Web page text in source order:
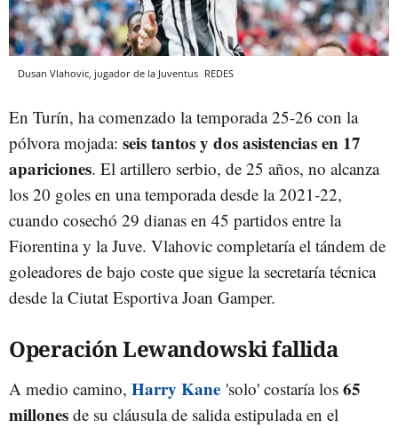
Dusan Vlahovic, jugador de la Juventus REDES
En Turín, ha comenzado la temporada 25-26 con la
pólvora mojada: seis tantos y dos asistencias en 17
apariciones. El artillero serbio, de 25 años, no alcanza
los 20 goles en una temporada desde la 2021-22,
cuando cosechó 29 dianas en 45 partidos entre la
Fiorentina y la Juve. Vlahovic completaría el tándem de
goleadores de bajo coste que sigue la secretaría técnica
desde la Ciutat Esportiva Joan Gamper.
Operación Lewandowski fallida
A medio camino, Harry Kane 'solo' costaría los 65
millones de su cláusula de salida estipulada en el